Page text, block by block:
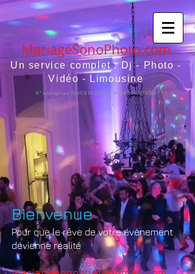
MariageSonoPhoto.com
Un service complet : Dj - Photo -
Vidéo - Limousine
N° entreprise0640.674.310 TVA BE0640674310
Bienvenue
Pour que le rêve de votre évènement
devienne réalité